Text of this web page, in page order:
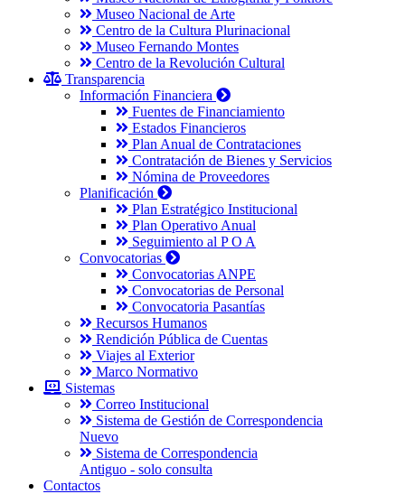
Museo Nacional de Arte
Centro de la Cultura Plurinacional
Museo Fernando Montes
Centro de la Revolución Cultural
Transparencia
Información Financiera
Fuentes de Financiamiento
Estados Financieros
Plan Anual de Contrataciones
Contratación de Bienes y Servicios
Nómina de Proveedores
Planificación
Plan Estratégico Institucional
Plan Operativo Anual
Seguimiento al P O A
Convocatorias
Convocatorias ANPE
Convocatorias de Personal
Convocatoria Pasantías
Recursos Humanos
Rendición Pública de Cuentas
Viajes al Exterior
Marco Normativo
Sistemas
Correo Institucional
Sistema de Gestión de Correspondencia
Nuevo
Sistema de Correspondencia
Antiguo - solo consulta
Contactos